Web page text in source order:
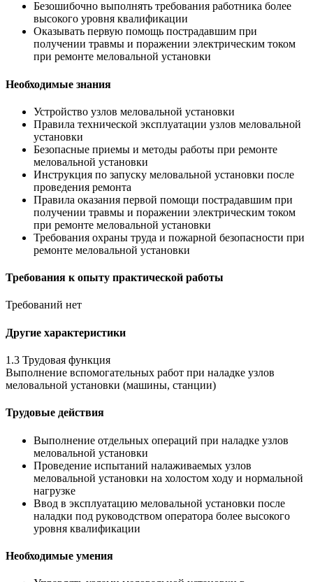
Безошибочно выполнять требования работника более
высокого уровня квалификации
Оказывать первую помощь пострадавшим при
получении травмы и поражении электрическим током
при ремонте меловальной установки
Необходимые знания
Устройство узлов меловальной установки
Правила технической эксплуатации узлов меловальной
установки
Безопасные приемы и методы работы при ремонте
меловальной установки
Инструкция по запуску меловальной установки после
проведения ремонта
Правила оказания первой помощи пострадавшим при
получении травмы и поражении электрическим током
при ремонте меловальной установки
Требования охраны труда и пожарной безопасности при
ремонте меловальной установки
Требования к опыту практической работы
Требований нет
Другие характеристики
1.3 Трудовая функция
Выполнение вспомогательных работ при наладке узлов
меловальной установки (машины, станции)
Трудовые действия
Выполнение отдельных операций при наладке узлов
меловальной установки
Проведение испытаний налаживаемых узлов
меловальной установки на холостом ходу и нормальной
нагрузке
Ввод в эксплуатацию меловальной установки после
наладки под руководством оператора более высокого
уровня квалификации
Необходимые умения